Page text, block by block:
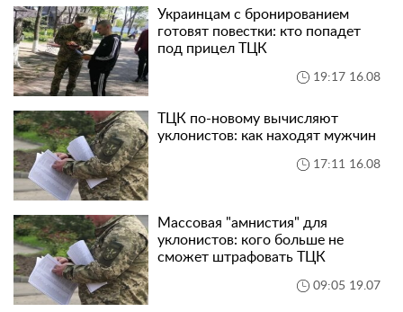
Украинцам с бронированием
готовят повестки: кто попадет
под прицел ТЦК
19:17 16.08
ТЦК по-новому вычисляют
уклонистов: как находят мужчин
17:11 16.08
Массовая "амнистия" для
уклонистов: кого больше не
сможет штрафовать ТЦК
09:05 19.07